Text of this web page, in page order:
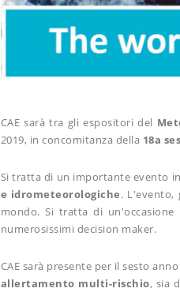
CAE sarà tra gli espositori del
2019, in concomitanza della 18a
Si tratta di un importante evento
e idrometeorologiche. L'evento,
mondo. Si tratta di
numerosissimi decision maker.
CAE sarà presente per il sesto
allertamento multi-rischio, sia